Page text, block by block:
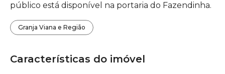
público está disponível na portaria do Fazendinha.
Granja Viana e Região
Características do imóvel